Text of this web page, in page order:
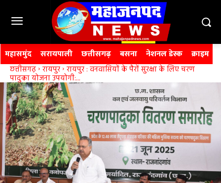
महासमुंद सरायपाली छत्तीसगढ़ बसना नेशनल डेस्क क्राइम
छत्तीसगढ़ रायपुर रायपुर : वनवासियों के पैरों सुरक्षा के लिए चरण
पादुका योजना उपयोगी:...